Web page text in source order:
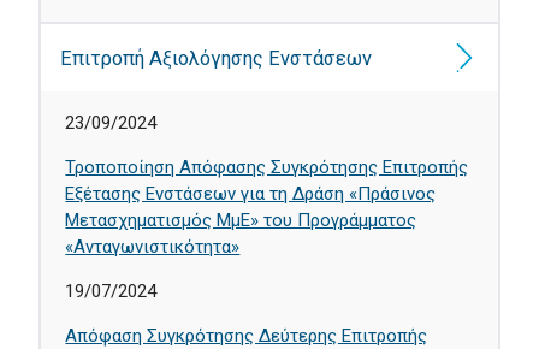
Επιτροπή Αξιολόγησης Ενστάσεων
23/09/2024
Τροποποίηση Απόφασης Συγκρότησης Επιτροπής
Εξέτασης Ενστάσεων για τη Δράση «Πράσινος
Μετασχηματισμός ΜμΕ» του Προγράμματος
«Ανταγωνιστικότητα»
19/07/2024
Απόφαση Συγκρότησης Δεύτερης Επιτροπής